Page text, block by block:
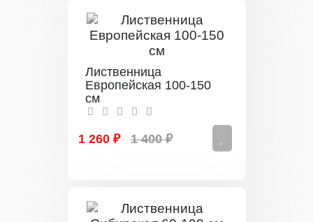
Лиственница
Европейская 100-150
см
1 260 ₽ 1 400 ₽